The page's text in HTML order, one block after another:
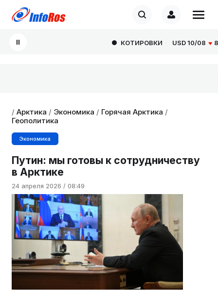
КОТИРОВКИ USD 10/08
/ Арктика / Экономика / Горячая Арктика /
Геополитика
Экономика
Путин: мы готовы к сотрудничеству
в Арктике
24 апреля 2026 / 08:49